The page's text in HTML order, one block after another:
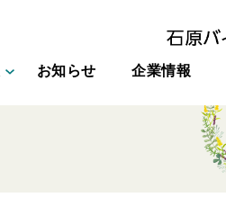
お知らせ 企業情報